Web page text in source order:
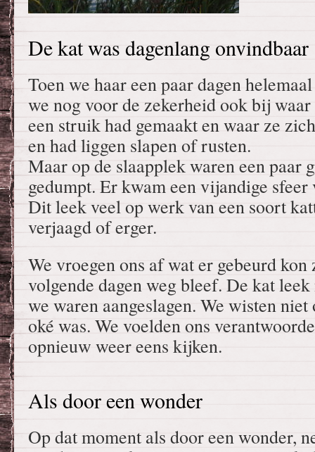
De kat was dagenlang onvindbaar
Toen we haar een paar dagen
we nog voor de zekerheid ook bij
een struik had gemaakt en waar ze
en had liggen slapen of rusten.
Maar op de slaapplek waren een paar
gedumpt. Er kwam een vijandige sfeer
Dit leek veel op werk van een soort
verjaagd of erger.
We vroegen ons af wat er gebeurd
volgende dagen weg bleef. De kat
we waren aangeslagen. We wisten niet
oké was. We voelden ons
opnieuw weer eens kijken.
Als door een wonder
Op dat moment als door een wonder,